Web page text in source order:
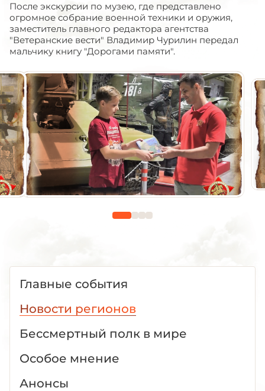
После экскурсии по музею, где представлено
огромное собрание военной техники и оружия,
заместитель главного редактора агентства
"Ветеранские вести" Владимир Чурилин передал
мальчику книгу "Дорогами памяти".
Главные события
Новости регионов
Бессмертный полк в мире
Особое мнение
Анонсы